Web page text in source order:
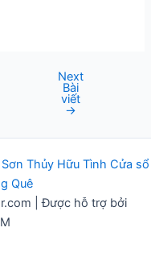
Next
Bài
viết
→
Sơn Thủy Hữu Tình Cửa sổ
Quê
| Được hỗ trợ bởi